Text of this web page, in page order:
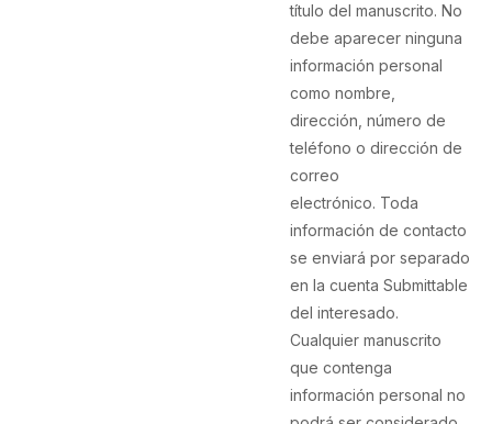
título del manuscrito. No
debe aparecer ninguna
información personal
como nombre,
dirección, número de
teléfono o dirección de
correo
electrónico. Toda
información de contacto
se enviará por separado
en la cuenta Submittable
del interesado.
Cualquier manuscrito
que contenga
información personal no